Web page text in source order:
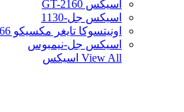
اسيكس GT-2160
اسيكس جل-1130
اونيتسوكا تايغر مكسيكو 66
اسيكس جل-نيمبوس
View All اسيكس